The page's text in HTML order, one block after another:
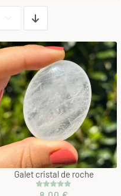

Galet cristal de roche
Noté5.00